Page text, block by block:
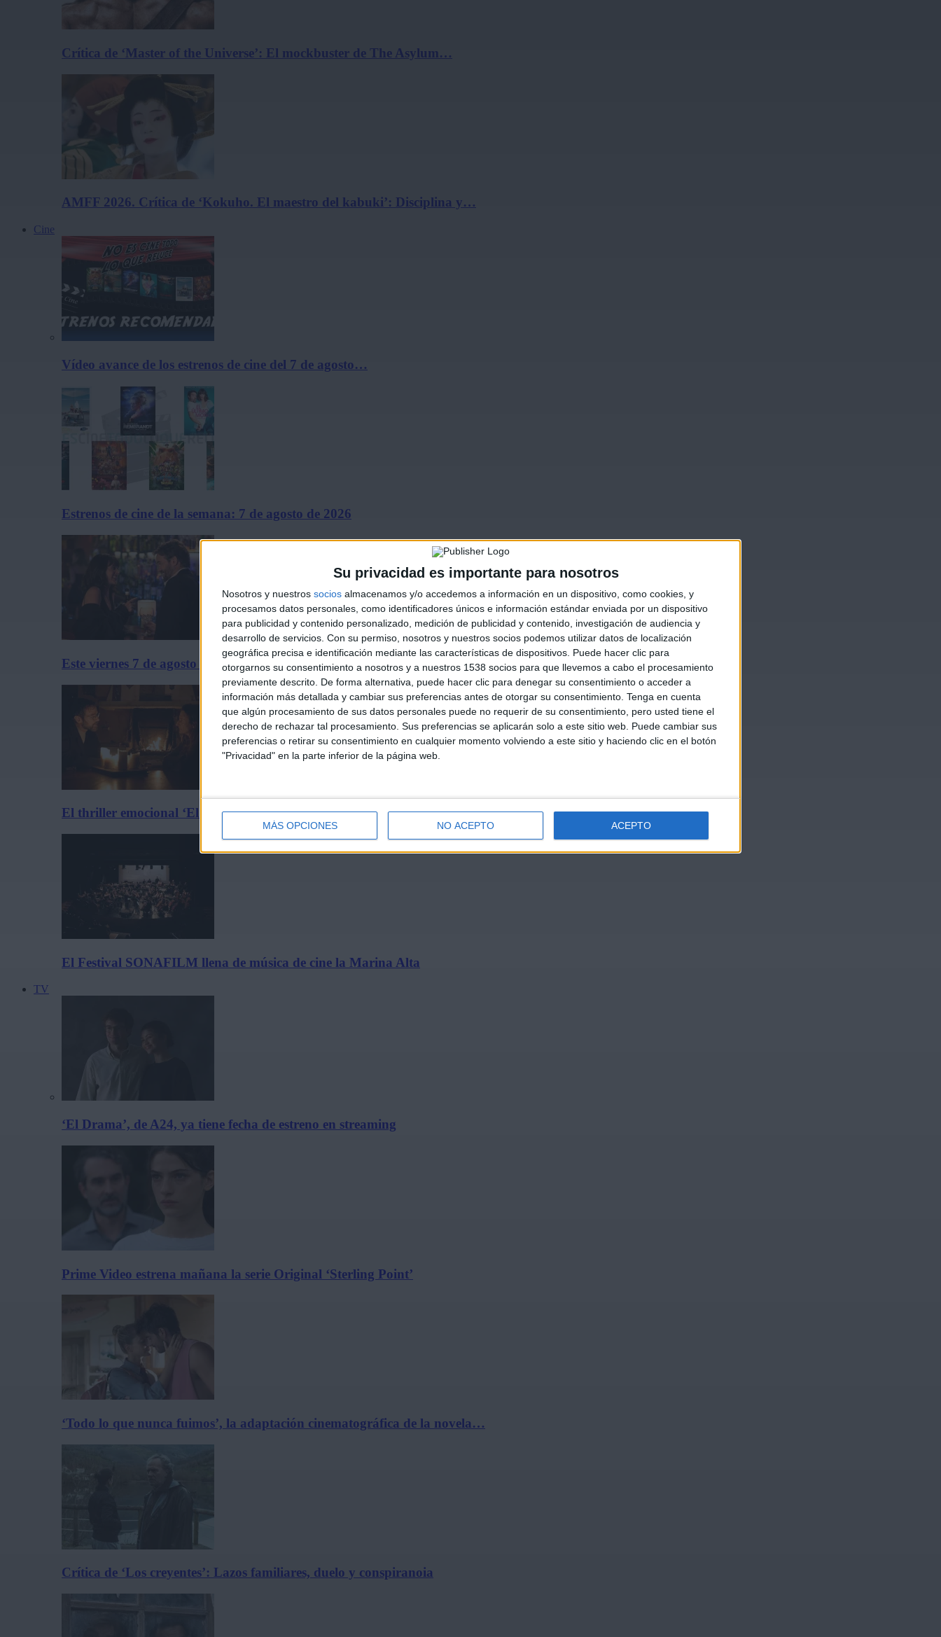
Su privacidad es importante para nosotros
Nosotros y nuestros socios almacenamos y/o accedemos a información en un dispositivo, como cookies, y
procesamos datos personales, como identificadores únicos e información estándar enviada por un dispositivo
para publicidad y contenido personalizado, medición de publicidad y contenido, investigación de audiencia y
desarrollo de servicios. Con su permiso, nosotros y nuestros socios podemos utilizar datos de localización
geográfica precisa e identificación mediante las características de dispositivos. Puede hacer clic para
otorgarnos su consentimiento a nosotros y a nuestros 1538 socios para que llevemos a cabo el procesamiento
previamente descrito. De forma alternativa, puede hacer clic para denegar su consentimiento o acceder a
información más detallada y cambiar sus preferencias antes de otorgar su consentimiento. Tenga en cuenta
que algún procesamiento de sus datos personales puede no requerir de su consentimiento, pero usted tiene el
derecho de rechazar tal procesamiento. Sus preferencias se aplicarán solo a este sitio web. Puede cambiar sus
preferencias o retirar su consentimiento en cualquier momento volviendo a este sitio y haciendo clic en el botón
"Privacidad" en la parte inferior de la página web.
MÁS OPCIONES NO ACEPTO ACEPTO
Crítica de ‘Master of the Universe’: El mockbuster de The Asylum…
AMFF 2026. Crítica de ‘Kokuho. El maestro del kabuki’: Disciplina y…
Cine
Vídeo avance de los estrenos de cine del 7 de agosto…
Estrenos de cine de la semana: 7 de agosto de 2026
Este viernes 7 de agosto se estrena solo en cines ‘El…
El thriller emocional ‘El Síndrome Rembrandt’ se estrena solo en cines…
El Festival SONAFILM llena de música de cine la Marina Alta
TV
‘El Drama’, de A24, ya tiene fecha de estreno en streaming
Prime Video estrena mañana la serie Original ‘Sterling Point’
‘Todo lo que nunca fuimos’, la adaptación cinematográfica de la novela…
Crítica de ‘Los creyentes’: Lazos familiares, duelo y conspiranoia